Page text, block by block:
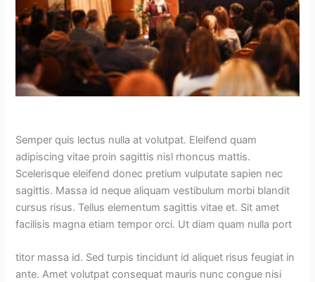
Semper quis lectus nulla at volutpat. Eleifend quam
adipiscing vitae proin sagittis nisl rhoncus mattis.
Scelerisque eleifend donec pretium vulputate sapien nec
sagittis. Massa id neque aliquam vestibulum morbi blandit
cursus risus. Tellus elementum sagittis vitae et. Sit amet
facilisis magna etiam tempor orci. Ut diam quam nulla port
titor massa id. Sed turpis tincidunt id aliquet risus feugiat in
ante. Amet volutpat consequat mauris nunc congue nisi